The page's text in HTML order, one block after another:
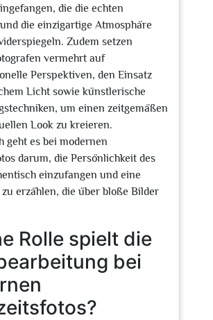
die die echten
die einzigartige Atmosphäre
Zudem setzen
vermehrt auf
Perspektiven, den Einsatz
Licht sowie künstlerische
um einen zeitgemäßen
Look zu kreieren.
geht es bei modernen
darum, die Persönlichkeit des
einzufangen und eine
erzählen, die über bloße Bilder
Rolle spielt die
bei